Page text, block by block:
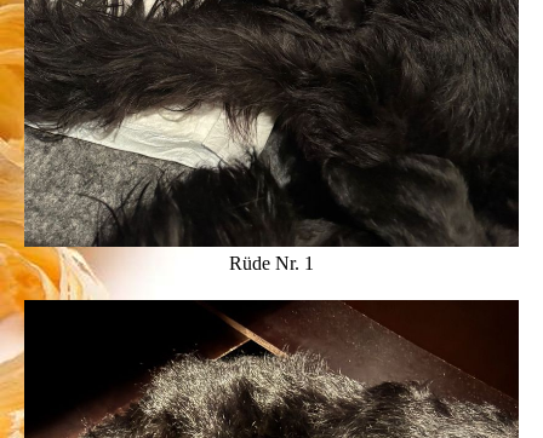
Rüde Nr. 1